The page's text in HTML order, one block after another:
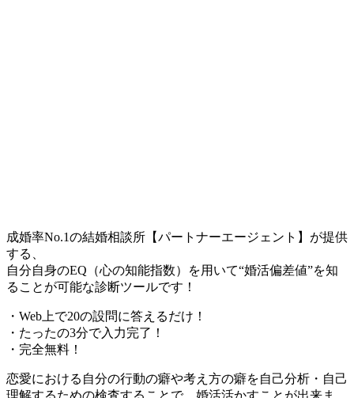
成婚率No.1の結婚相談所【パートナーエージェント】が提供
する、
自分自身のEQ（心の知能指数）を用いて“婚活偏差値”を知
ることが可能な診断ツールです！
・Web上で20の設問に答えるだけ！
・たったの3分で入力完了！
・完全無料！
恋愛における自分の行動の癖や考え方の癖を自己分析・自己
理解するための検査することで、婚活活かすことが出来ま